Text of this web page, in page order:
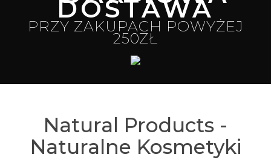
DOSTAWA
PRZY ZAKUPACH POWYŻEJ
250ZŁ
Natural Products -
Naturalne Kosmetyki